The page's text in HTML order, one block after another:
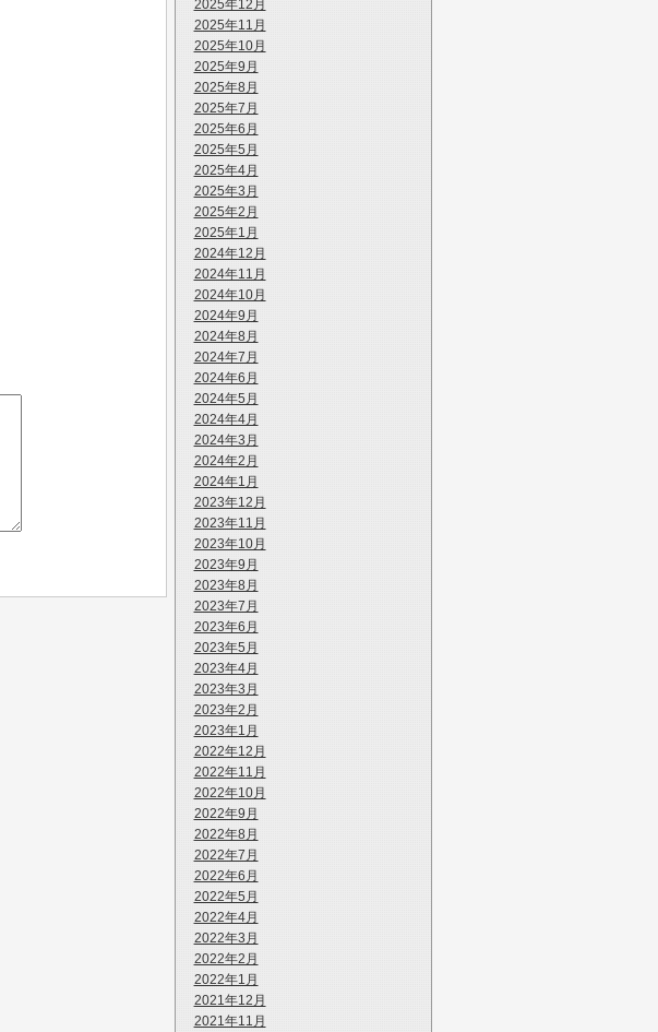
2025年12月
2025年11月
2025年10月
2025年9月
2025年8月
2025年7月
2025年6月
2025年5月
2025年4月
2025年3月
2025年2月
2025年1月
2024年12月
2024年11月
2024年10月
2024年9月
2024年8月
2024年7月
2024年6月
2024年5月
2024年4月
2024年3月
2024年2月
2024年1月
2023年12月
2023年11月
2023年10月
2023年9月
2023年8月
2023年7月
2023年6月
2023年5月
2023年4月
2023年3月
2023年2月
2023年1月
2022年12月
2022年11月
2022年10月
2022年9月
2022年8月
2022年7月
2022年6月
2022年5月
2022年4月
2022年3月
2022年2月
2022年1月
2021年12月
2021年11月